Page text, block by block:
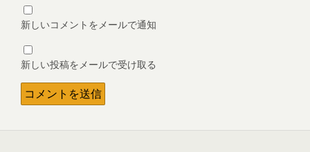
新しいコメントをメールで通知
新しい投稿をメールで受け取る